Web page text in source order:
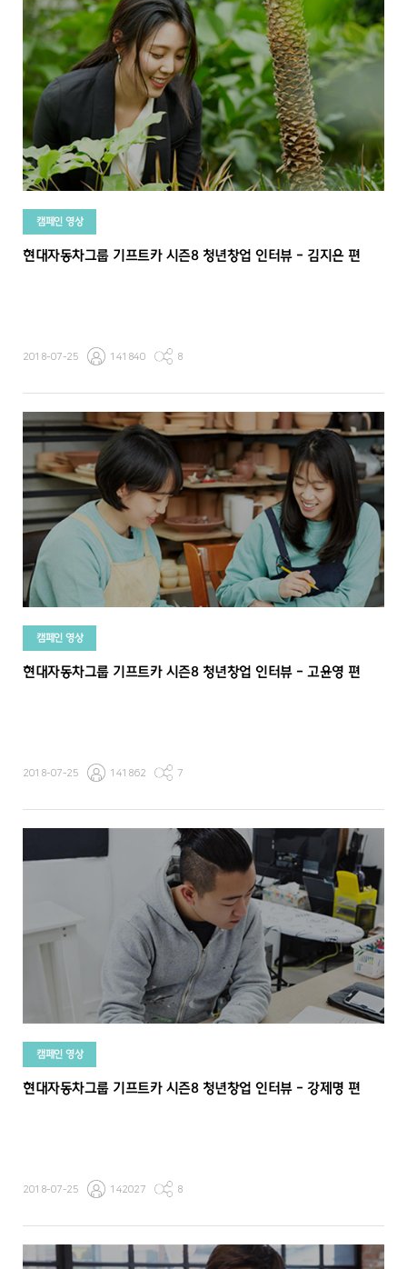
캠페인 영상
현대자동차그룹 기프트카 시즌8 청년창업 인터뷰 - 김지은 편
2018-07-25 141840 8
캠페인 영상
현대자동차그룹 기프트카 시즌8 청년창업 인터뷰 - 고윤영 편
2018-07-25 141862 7
캠페인 영상
현대자동차그룹 기프트카 시즌8 청년창업 인터뷰 - 강제명 편
2018-07-25 142027 8